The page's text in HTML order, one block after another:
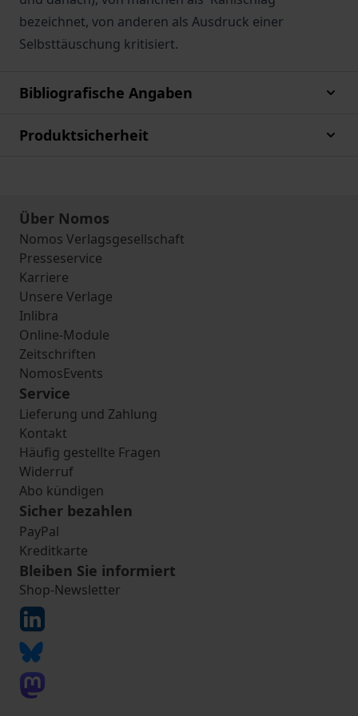
bezeichnet, von anderen als Ausdruck einer
Selbsttäuschung kritisiert.
Bibliografische Angaben
Produktsicherheit
Über Nomos
Nomos Verlagsgesellschaft
Presseservice
Karriere
Unsere Verlage
Inlibra
Online-Module
Zeitschriften
NomosEvents
Service
Lieferung und Zahlung
Kontakt
Häufig gestellte Fragen
Widerruf
Abo kündigen
Sicher bezahlen
PayPal
Kreditkarte
Bleiben Sie informiert
Shop-Newsletter